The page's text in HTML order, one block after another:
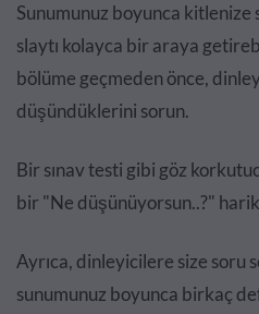
Sunumunuz boyunca
slaytı kolayca bir araya
bölüme geçmeden önce,
düşündüklerini sorun.
Bir sınav testi gibi göz
bir "Ne düşünüyorsun..?"
Ayrıca, dinleyicilere size soru
sunumunuz boyunca birkaç